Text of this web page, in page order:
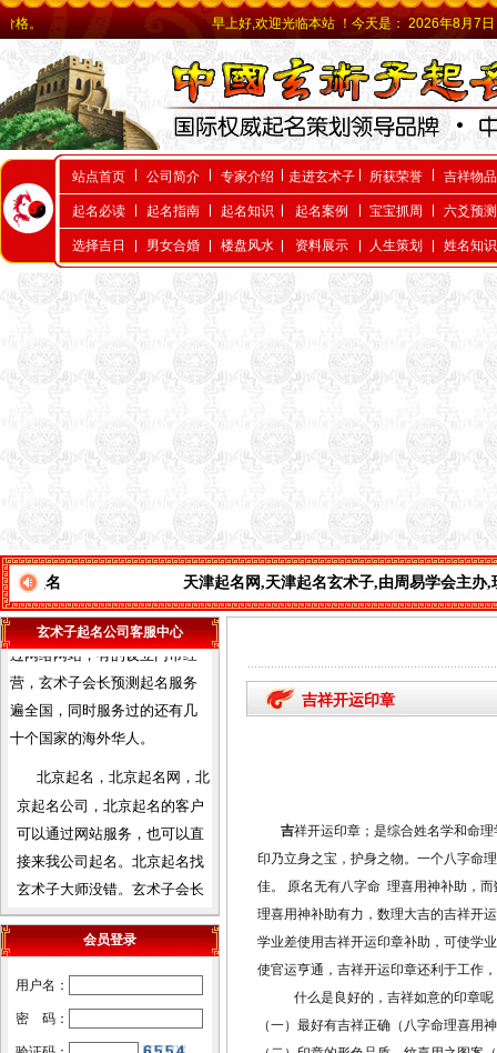
早上好,欢迎光临本站 ！今天是：2026年8月7日 星期五 天
站点首页 公司简介 专家介绍 走进玄术子 所获荣誉 吉祥物品
起名必读 起名指南 起名知识 起名案例 宝宝抓周 六爻预测
选择吉日 男女合婚 楼盘风水 资料展示 人生策划 姓名知识
天津起名网,天津起名玄术子,由周易学会主办,现代起名
玄术子起名公司客服中心
天津起名，天津起名
术子先生是国内唯一的以命理
八字为依据的命理起名大师，
命理起名网，玄术子大师由80
卦及姓名学函授及面授，学会
会员遍布天津全市及周边各省
市，经我们函授及面授的会员
之多，目前都能自立，有的通
过网络网站，有的设立门市经
营，玄术子会长预测起名服务
遍全国，同时服务过的还有几
十个国家的海外华人。
北京起名，北京起名网，北
京起名公司，北京起名的客户
可以通过网站服务，也可以直
接来我公司起名。北京起名找
玄术子大师没错。玄术子会长
诚信，权威，专业，四十年起
名经验，预测起名服务遍全
国，及港台，三十多个国家的
廊坊起名，廊坊起名网，廊
坊起名公司，廊坊宝宝起名，
会员登录
用户名：
密 码：
吉祥开运印章
吉祥开运印章；是综合姓名学和命
印乃立身之宝，护身之物。一个八字命
佳。 原名无有八字命 理喜用神补助，
理喜用神补助有力，数理大吉的吉祥开
学业差使用吉祥开运印章补助，可使学
使官运亨通，吉祥开运印章还利于工作
什么是良好的，吉祥如意的印章呢
（一）最好有吉祥正确（八字命理喜用